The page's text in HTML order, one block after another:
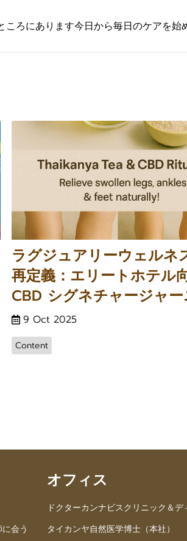
ころにあります今日から毎日のケアを始
ラグジュアリーウェルネ
再定義：エリートホテル
CBD シグネチャージャ
9 Oct 2025
Content
会う
オフィス
ドクターカンナビスクリニック＆
タイカンヤ自然医学博士（本社）